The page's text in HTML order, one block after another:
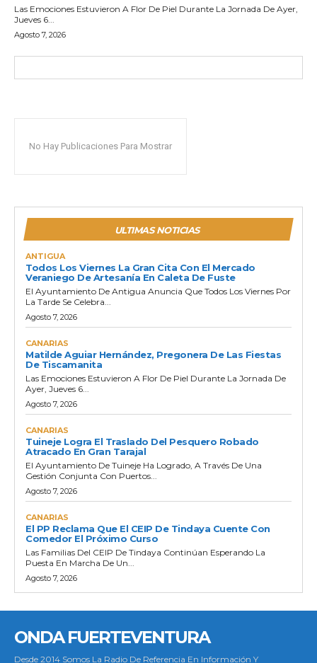
Las Emociones Estuvieron A Flor De Piel Durante La Jornada De Ayer,
Jueves 6...
Agosto 7, 2026
No Hay Publicaciones Para Mostrar
ULTIMAS NOTICIAS
ANTIGUA
Todos Los Viernes La Gran Cita Con El Mercado
Veraniego De Artesanía En Caleta De Fuste
El Ayuntamiento De Antigua Anuncia Que Todos Los Viernes Por
La Tarde Se Celebra...
Agosto 7, 2026
CANARIAS
Matilde Aguiar Hernández, Pregonera De Las Fiestas
De Tiscamanita
Las Emociones Estuvieron A Flor De Piel Durante La Jornada De
Ayer, Jueves 6...
Agosto 7, 2026
CANARIAS
Tuineje Logra El Traslado Del Pesquero Robado
Atracado En Gran Tarajal
El Ayuntamiento De Tuineje Ha Logrado, A Través De Una
Gestión Conjunta Con Puertos...
Agosto 7, 2026
CANARIAS
El PP Reclama Que El CEIP De Tindaya Cuente Con
Comedor El Próximo Curso
Las Familias Del CEIP De Tindaya Continúan Esperando La
Puesta En Marcha De Un...
Agosto 7, 2026
ONDA FUERTEVENTURA
Desde 2014 Somos La Radio De Referencia En Información Y